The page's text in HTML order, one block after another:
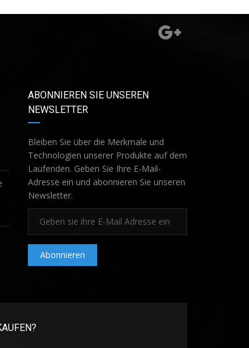
ABONNIEREN SIE UNSEREN
NEWSLETTER
Bleiben Sie über die Merkmale und
Technologien unserer Produkte auf dem
Laufenden. Geben Sie Ihre E-Mail-
Adresse ein und abonnieren Sie unseren
Newsletter.
Abonnieren